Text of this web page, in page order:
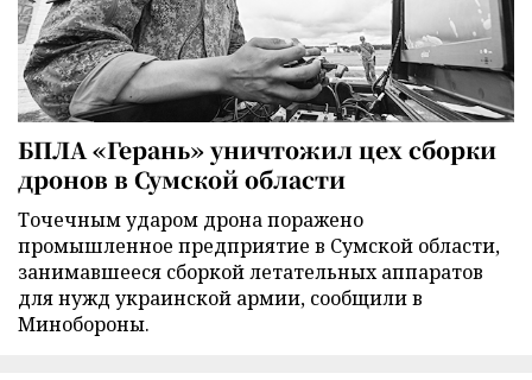
БПЛА «Герань» уничтожил цех сборки
дронов в Сумской области
Точечным ударом дрона поражено
промышленное предприятие в Сумской области,
занимавшееся сборкой летательных аппаратов
для нужд украинской армии, сообщили в
Минобороны.